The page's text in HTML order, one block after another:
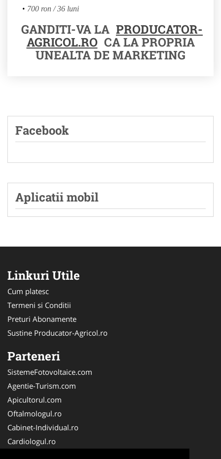
700 ron / 36 luni
GANDITI-VA LA PRODUCATOR-
AGRICOL.RO CA LA PROPRIA
UNEALTA DE MARKETING
Facebook
Aplicatii mobil
Linkuri Utile
Cum platesc
Termeni si Conditii
Preturi Abonamente
Sustine Producator-Agricol.ro
Parteneri
SistemeFotovoltaice.com
Agentie-Turism.com
Apicultorul.com
Oftalmologul.ro
Cabinet-Individual.ro
Cardiologul.ro